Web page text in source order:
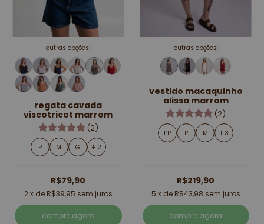
outras opções:
regata cavada
viscotricot marrom
(2)
P M G + 2
R$79,90
2x de R$39,95 sem juros
compre agora
outras opções:
vestido macaquinho
alissa marrom
(2)
PP P M + 3
R$219,90
5 x de R$43,98 sem juros
compre agora